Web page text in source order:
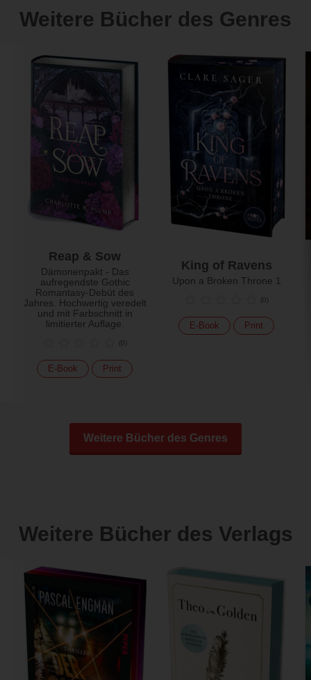
Weitere Bücher des Genres
Reap & Sow
Dämonenpakt - Das
aufregendste Gothic
Romantasy-Debüt des
Jahres. Hochwertig veredelt
und mit Farbschnitt in
limitierter Auflage.
(0
E-Book Print
King of Ravens
Upon a Broken Throne 1
(0
E-Book Print
Weitere Bücher des Genres
Weitere Bücher des Verlags